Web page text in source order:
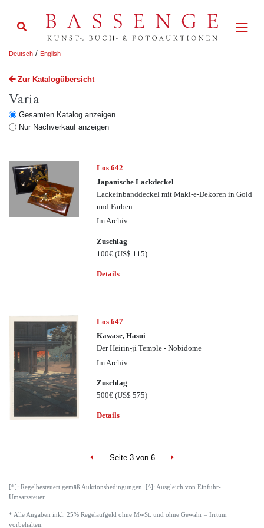
Deutsch / English
Zur Katalogübersicht
Varia
Gesamten Katalog anzeigen
Nur Nachverkauf anzeigen
Los 642
Japanische Lackdeckel
Lackeinbanddeckel mit Maki-e-Dekoren in Gold
und Farben
Im Archiv
Zuschlag
100€(US$ 115)
Details
Los 647
Kawase, Hasui
Der Heirin-ji Temple - Nobidome
Im Archiv
Zuschlag
500€(US$ 575)
Details
PreviousSeite 3 von 6 Next
[*]: Regelbesteuert gemäß Auktionsbedingungen. [^]: Ausgleich von Einfuhr-
Umsatzsteuer.
* Alle Angaben inkl. 25% Regelaufgeld ohne MwSt. und ohne Gewähr – Irrtum
vorbehalten.